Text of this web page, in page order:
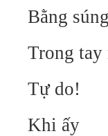
Bằng súng
Trong tay
Tự do!
Khi ấy